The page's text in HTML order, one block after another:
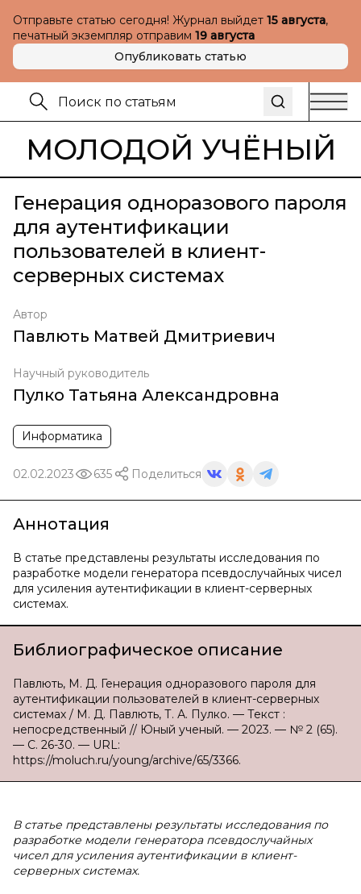
Отправьте статью сегодня! Журнал выйдет 15 августа,
печатный экземпляр отправим 19 августа
Опубликовать статью
МОЛОДОЙ УЧЁНЫЙ
Генерация одноразового пароля
для аутентификации
пользователей в клиент-
серверных системах
Автор
Павлють Матвей Дмитриевич
Научный руководитель
Пулко Татьяна Александровна
Информатика
02.02.2023 635 Поделиться
Аннотация
В статье представлены результаты исследования по
разработке модели генератора псевдослучайных чисел
для усиления аутентификации в клиент-серверных
системах.
Библиографическое описание
Павлють, М. Д. Генерация одноразового пароля для
аутентификации пользователей в клиент-серверных
системах / М. Д. Павлють, Т. А. Пулко. — Текст :
непосредственный // Юный ученый. — 2023. — № 2 (65).
— С. 26-30. — URL:
https://moluch.ru/young/archive/65/3366.
В статье представлены результаты исследования по
разработке модели генератора псевдослучайных
чисел для усиления аутентификации в клиент-
серверных системах.